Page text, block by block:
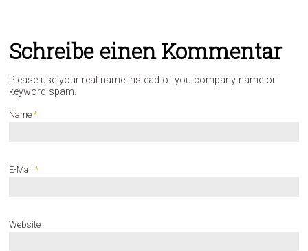
Schreibe einen Kommentar
Please use your real name instead of you company name or
keyword spam.
Name*
E-Mail*
Website